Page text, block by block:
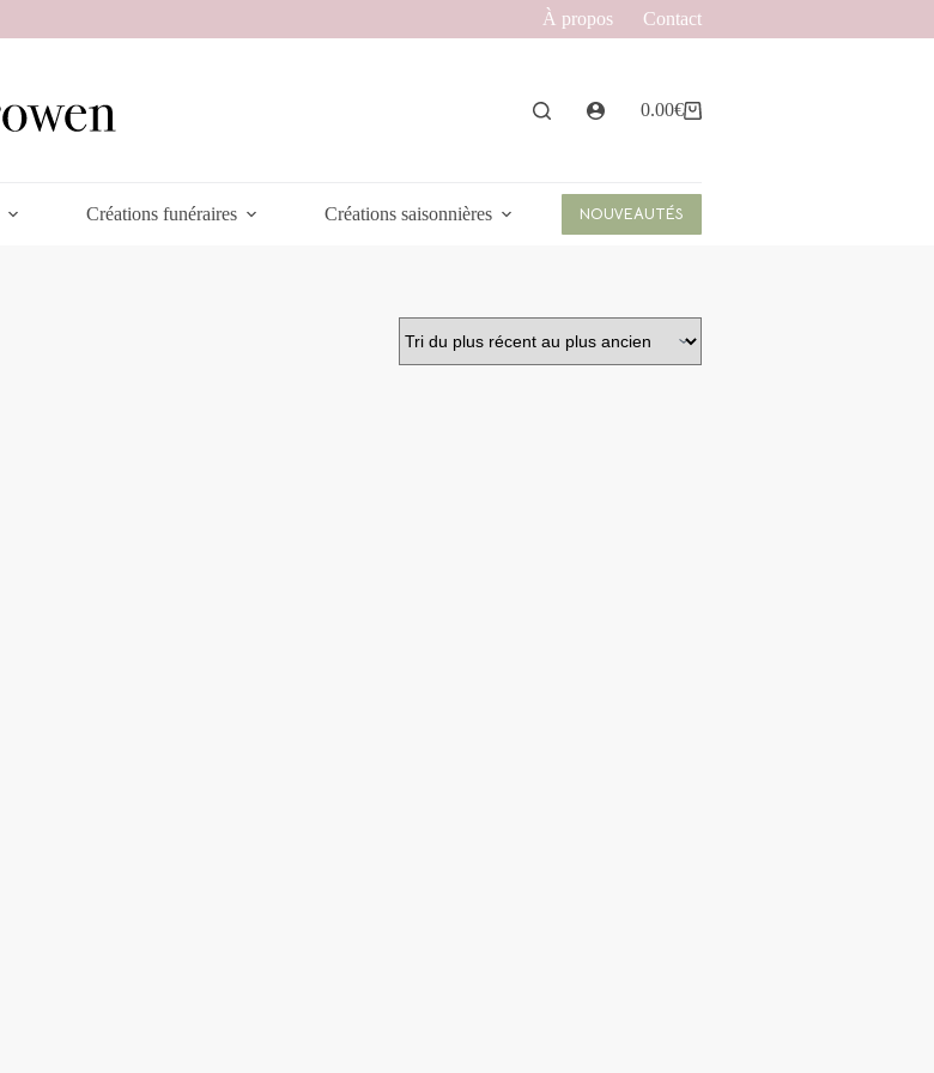
À propos Contact
Panier
0.00€
Créations funéraires Créations saisonnières NOUVEAUTÉS